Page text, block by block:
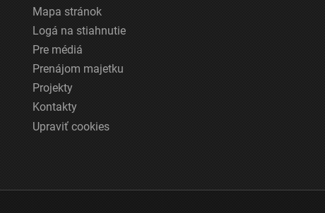
Mapa stránok
Logá na stiahnutie
Pre médiá
Prenájom majetku
Projekty
Kontakty
Upraviť cookies